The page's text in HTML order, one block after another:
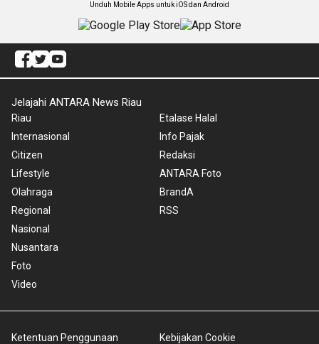
Unduh Mobile Apps untuk iOS dan Android
Jelajahi ANTARA News Riau
Riau
Internasional
Citizen
Lifestyle
Olahraga
Regional
Nasional
Nusantara
Foto
Video
Etalase Halal
Info Pajak
Redaksi
ANTARA Foto
BrandA
RSS
Ketentuan Penggunaan Kebijakan Cookie